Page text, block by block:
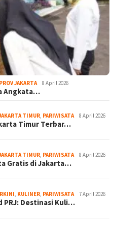
JAKARTA 8 April 2026
Angkata…
TIMUR PARIWISATA 8 April 2026
Timur Terbar…
TIMUR PARIWISATA 8 April 2026
Gratis di Jakarta…
KULINER PARIWISATA 7 April 2026
PRJ: Destinasi Kuli…